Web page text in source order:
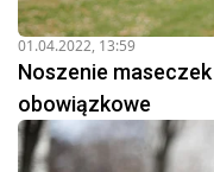
01.04.2022, 13:59
Noszenie
obowiązkowe